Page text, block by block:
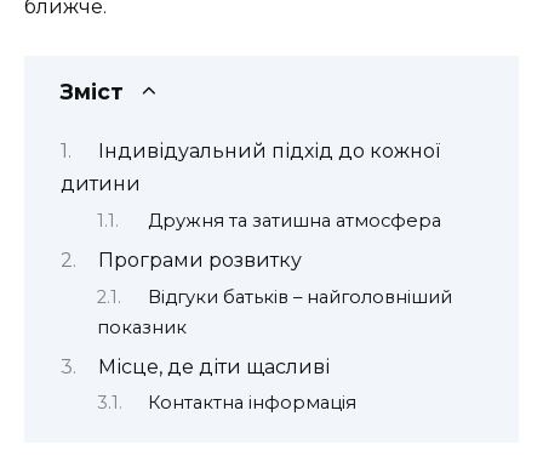
ближче.
Зміст
Індивідуальний підхід до кожної
дитини
Дружня та затишна атмосфера
Програми розвитку
Відгуки батьків – найголовніший
показник
Місце, де діти щасливі
Контактна інформація